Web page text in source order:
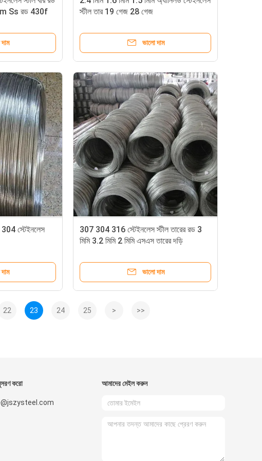
Ss রড 430f
স্টীল তার 19 গেজ 28 গেজ
ভালো দাম
304 স্টেইনলেস
307 304 316 স্টেইনলেস স্টীল তারের রড 3
মিমি 3.2 মিমি 2 মিমি এসএস তারের দড়ি
ভালো দাম
22 23 24 25 > >>
করো আমাদের মেইল ​​করুন